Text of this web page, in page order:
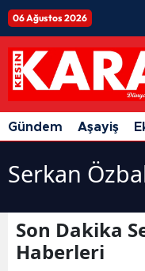
06 Ağustos 2026
Gündem Aşayiş
Serkan
Son Dakika
Haberleri